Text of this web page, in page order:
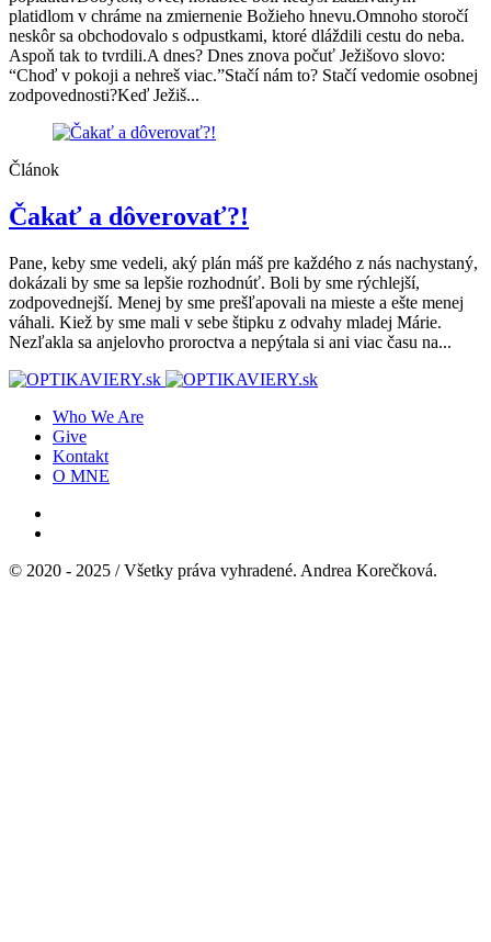
platidlom v chráme na zmiernenie Božieho hnevu.Omnoho storočí
neskôr sa obchodovalo s odpustkami, ktoré dláždili cestu do neba.
Aspoň tak to tvrdili.A dnes? Dnes znova počuť Ježišovo slovo:
“Choď v pokoji a nehreš viac.”Stačí nám to? Stačí vedomie osobnej
zodpovednosti?Keď Ježiš...
Článok
Čakať a dôverovať?!
Pane, keby sme vedeli, aký plán máš pre každého z nás nachystaný,
dokázali by sme sa lepšie rozhodnúť. Boli by sme rýchlejší,
zodpovednejší. Menej by sme prešľapovali na mieste a ešte menej
váhali. Kiež by sme mali v sebe štipku z odvahy mladej Márie.
Nezľakla sa anjelovho proroctva a nepýtala si ani viac času na...
Who We Are
Give
Kontakt
O MNE
© 2020 - 2025 / Všetky práva vyhradené. Andrea Korečková.